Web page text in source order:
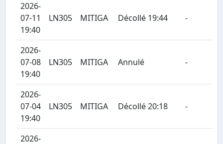
2026-
07-11
19:40
LN305 MITIGA Décollé 19:44 -
2026-
07-08
19:40
LN305 MITIGA Annulé -
2026-
07-04
19:40
LN305 MITIGA Décollé 20:18 -
2026-